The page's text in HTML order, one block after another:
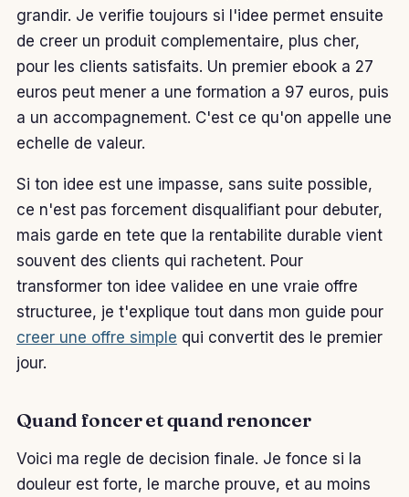
grandir. Je verifie toujours si l'idee permet ensuite
de creer un produit complementaire, plus cher,
pour les clients satisfaits. Un premier ebook a 27
euros peut mener a une formation a 97 euros, puis
a un accompagnement. C'est ce qu'on appelle une
echelle de valeur.
Si ton idee est une impasse, sans suite possible,
ce n'est pas forcement disqualifiant pour debuter,
mais garde en tete que la rentabilite durable vient
souvent des clients qui rachetent. Pour
transformer ton idee validee en une vraie offre
structuree, je t'explique tout dans mon guide pour
creer une offre simple qui convertit des le premier
jour.
Quand foncer et quand renoncer
Voici ma regle de decision finale. Je fonce si la
douleur est forte, le marche prouve, et au moins